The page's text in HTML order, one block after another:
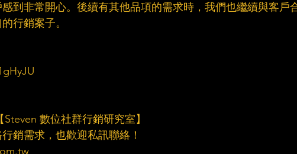
到非常開心。後續有其他品項的需求時，我們也繼續與客戶
行銷案子。​
數位社群行銷研究室】​
銷需求，也歡迎私訊聯絡！​